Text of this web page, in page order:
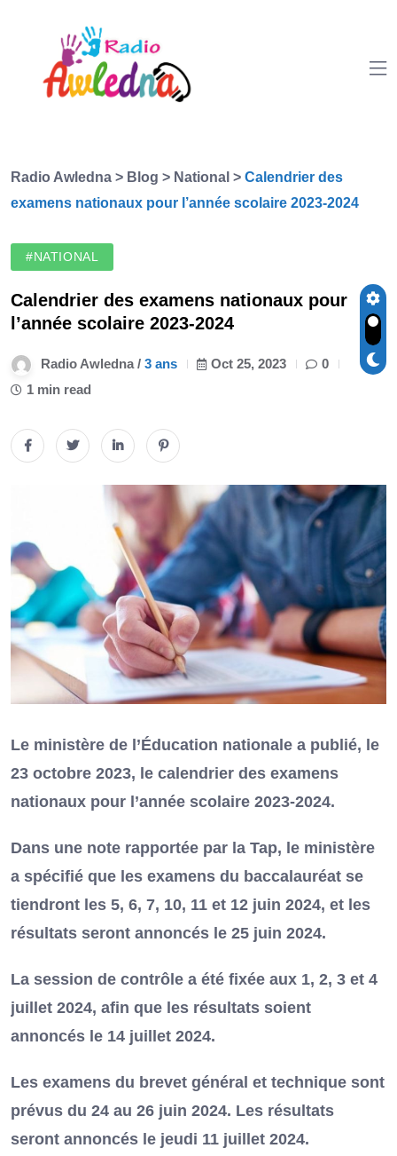
Radio Awledna > Blog > National > Calendrier des
examens nationaux pour l’année scolaire 2023-2024
#NATIONAL
Calendrier des examens nationaux pour
l’année scolaire 2023-2024
Radio Awledna / 3 ans Oct 25, 2023
0
1 min read
Le ministère de l’Éducation nationale a publié, le
23 octobre 2023, le calendrier des examens
nationaux pour l’année scolaire 2023-2024.
Dans une note rapportée par la Tap, le ministère
a spécifié que les examens du baccalauréat se
tiendront les 5, 6, 7, 10, 11 et 12 juin 2024, et les
résultats seront annoncés le 25 juin 2024.
La session de contrôle a été fixée aux 1, 2, 3 et 4
juillet 2024, afin que les résultats soient
annoncés le 14 juillet 2024.
Les examens du brevet général et technique sont
prévus du 24 au 26 juin 2024. Les résultats
seront annoncés le jeudi 11 juillet 2024.